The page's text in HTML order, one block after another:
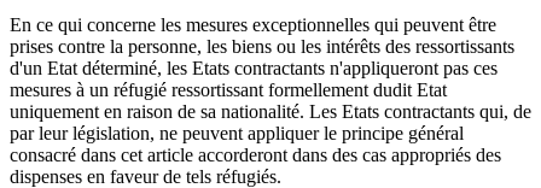
En ce qui concerne les mesures exceptionnelles qui peuvent être
prises contre la personne, les biens ou les intérêts des ressortissants
d'un Etat déterminé, les Etats contractants n'appliqueront pas ces
mesures à un réfugié ressortissant formellement dudit Etat
uniquement en raison de sa nationalité. Les Etats contractants qui, de
par leur législation, ne peuvent appliquer le principe général
consacré dans cet article accorderont dans des cas appropriés des
dispenses en faveur de tels réfugiés.